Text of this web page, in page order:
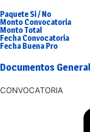
Paquete Si / No
Monto Convocatoria
Monto Total
Fecha Convocatoria
Fecha Buena Pro
Documentos
CONVOCATORIA